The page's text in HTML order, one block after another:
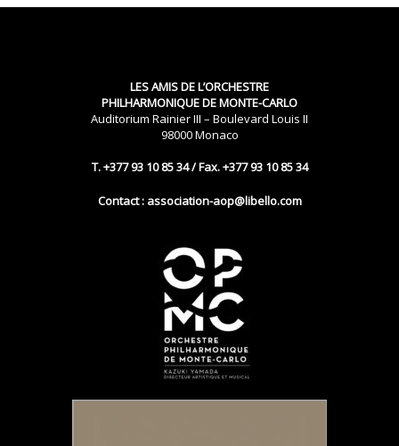
LES AMIS DE L’ORCHESTRE
PHILHARMONIQUE DE MONTE-CARLO
Auditorium Rainier III – Boulevard Louis II
98000 Monaco
T. +377 93 10 85 34 / Fax. +377 93 10 85 34
Contact : association-aop@libello.com